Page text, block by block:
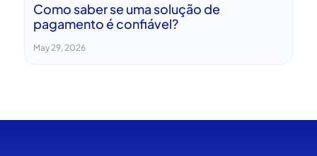
Como saber se uma solução de
pagamento é confiável?
May 29, 2026